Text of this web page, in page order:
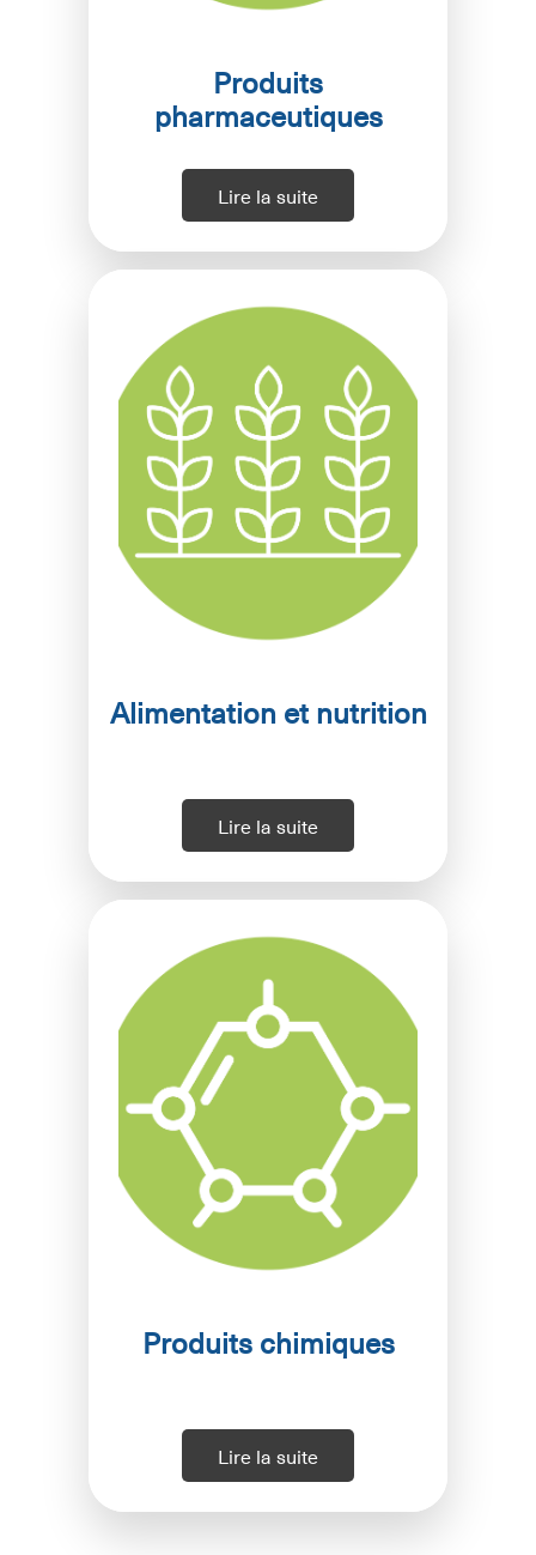
Produits
pharmaceutiques
Lire la suite
Alimentation et nutrition
Lire la suite
Produits chimiques
Lire la suite